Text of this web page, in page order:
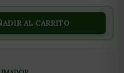
AL CARRITO